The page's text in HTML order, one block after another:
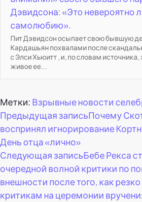
Дэвидсона: «Это невероятно
самолюбию».
Пит Дэвидсон осыпает свою бывшую
Кардашьян похвалами после
с Элси Хьюитт , и, по словам источника,
живое ее...
Метки: Взрывные новости
Навигация
по
записям
Предыдущая записьПочему
воспринял игнорирование
День отца «лично»
Следующая записьБебе Рекса
очередной волной критики по
внешности после того, как
критикам на церемонии